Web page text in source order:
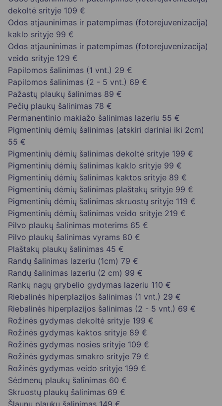
dekoltė srityje 109 €
Odos atjauninimas ir patempimas (fotorejuvenizacija)
kaklo srityje 99 €
Odos atjauninimas ir patempimas (fotorejuvenizacija)
veido srityje 129 €
Papilomos šalinimas (1 vnt.) 29 €
Papilomos šalinimas (2 - 5 vnt.) 69 €
Pažastų plaukų šalinimas 89 €
Pečių plaukų šalinimas 78 €
Permanentinio makiažo šalinimas lazeriu 55 €
Pigmentinių dėmių šalinimas (atskiri dariniai iki 2cm)
55 €
Pigmentinių dėmių šalinimas dekoltė srityje 199 €
Pigmentinių dėmių šalinimas kaklo srityje 99 €
Pigmentinių dėmių šalinimas kaktos srityje 89 €
Pigmentinių dėmių šalinimas plaštakų srityje 99 €
Pigmentinių dėmių šalinimas skruostų srityje 119 €
Pigmentinių dėmių šalinimas veido srityje 219 €
Pilvo plaukų šalinimas moterims 65 €
Pilvo plaukų šalinimas vyrams 80 €
Plaštakų plaukų šalinimas 45 €
Randų šalinimas lazeriu (1cm) 79 €
Randų šalinimas lazeriu (2 cm) 99 €
Rankų nagų grybelio gydymas lazeriu 110 €
Riebalinės hiperplazijos šalinimas (1 vnt.) 29 €
Riebalinės hiperplazijos šalinimas (2 - 5 vnt.) 69 €
Rožinės gydymas dekoltė srityje 199 €
Rožinės gydymas kaktos srityje 89 €
Rožinės gydymas nosies srityje 109 €
Rožinės gydymas smakro srityje 79 €
Rožinės gydymas veido srityje 199 €
Sėdmenų plaukų šalinimas 60 €
Skruostų plaukų šalinimas 69 €
Šlaunų plaukų šalinimas 149 €